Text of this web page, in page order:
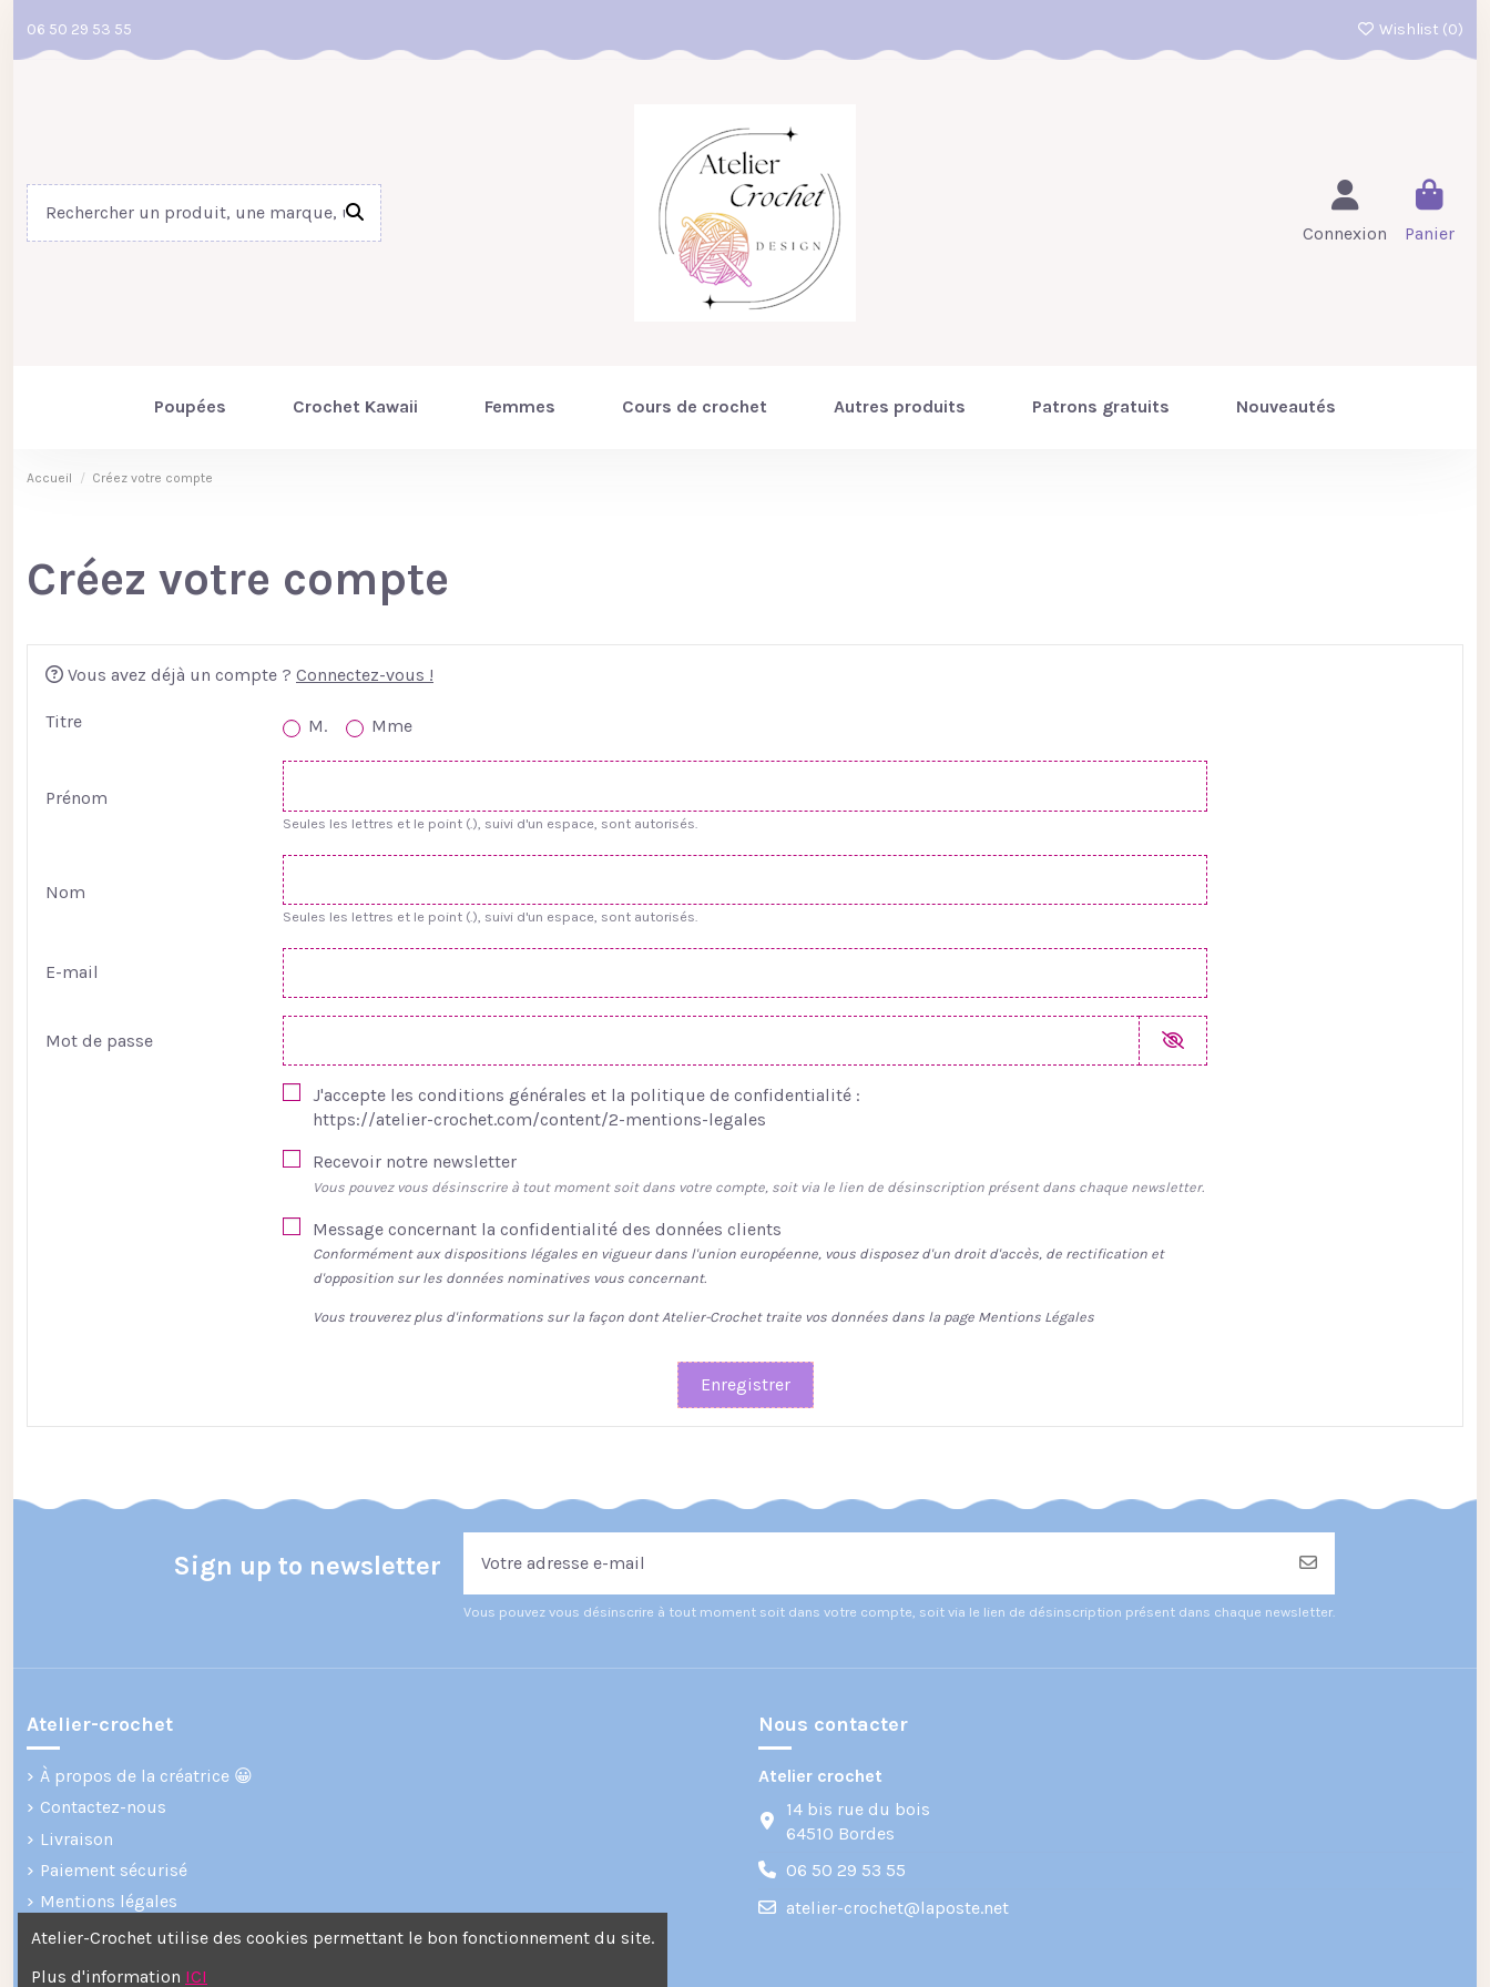
06 50 29 53 55 Wishlist (0)
Connexion Panier
Poupées Crochet Kawaii Femmes Cours de crochet Autres produits Patrons gratuits Nouveautés
Accueil Créez votre compte
Créez votre compte
Vous avez déjà un compte ? Connectez-vous !
Titre M. Mme
Prénom
Seules les lettres et le point (.), suivi d'un espace, sont autorisés.
Nom
Seules les lettres et le point (.), suivi d'un espace, sont autorisés.
E-mail
Mot de passe
J'accepte les conditions générales et la politique de confidentialité :
https://atelier-crochet.com/content/2-mentions-legales
Recevoir notre newsletter
Vous pouvez vous désinscrire à tout moment soit dans votre compte, soit via le lien de désinscription présent dans chaque newsletter.
Message concernant la confidentialité des données clients
Conformément aux dispositions légales en vigueur dans l'union européenne, vous disposez d'un droit d'accès, de rectification et
d'opposition sur les données nominatives vous concernant.
Vous trouverez plus d'informations sur la façon dont Atelier-Crochet traite vos données dans la page Mentions Légales
Enregistrer
Sign up to newsletter
Vous pouvez vous désinscrire à tout moment soit dans votre compte, soit via le lien de désinscription présent dans chaque newsletter.
Atelier-crochet
À propos de la créatrice 😀
Contactez-nous
Livraison
Paiement sécurisé
Mentions légales
Plan du site
Nous contacter
Atelier crochet
14 bis rue du bois
64510 Bordes
06 50 29 53 55
atelier-crochet@laposte.net
Atelier-Crochet utilise des cookies permettant le bon fonctionnement du site.
Plus d'information ICI